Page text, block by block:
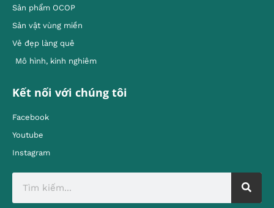
Sản phẩm OCOP
Sản vật vùng miền
Vẻ đẹp làng quê
Mô hình, kinh nghiêm
Kết nối với chúng tôi
Facebook
Youtube
Instagram